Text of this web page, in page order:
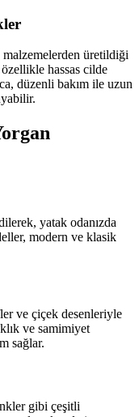
malzemelerden üretildiği
hassas cilde
düzenli bakım ile uzun
yatak odanızda
modern ve klasik
ve çiçek desenleriyle
ve samimiyet
sağlar.
gibi çeşitli